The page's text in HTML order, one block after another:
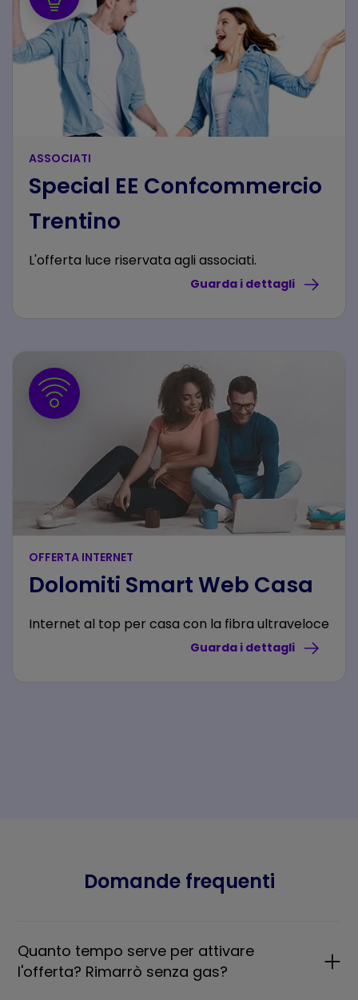
ASSOCIATI
Special EE Confcommercio
Trentino
L'offerta luce riservata agli associati.
Guarda i dettagli
OFFERTA INTERNET
Dolomiti Smart Web Casa
Internet al top per casa con la fibra ultraveloce
Guarda i dettagli
Domande frequenti
Quanto tempo serve per attivare
l'offerta? Rimarrò senza gas?